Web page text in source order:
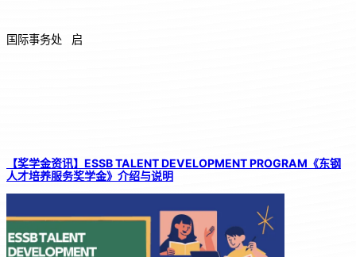
国际事务处 启
【奖学金资讯】ESSB TALENT DEVELOPMENT PROGRAM《东钢
人才培养服务奖学金》介绍与说明